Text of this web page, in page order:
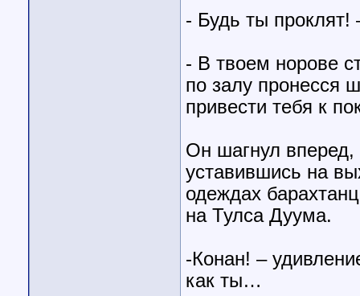
- Будь ты проклят!
- В твоем норове
по залу пронесся
привести тебя к
Он шагнул вперед,
уставившись на
одеждах
на Тулса Дуума.
-Конан! –
как ты…